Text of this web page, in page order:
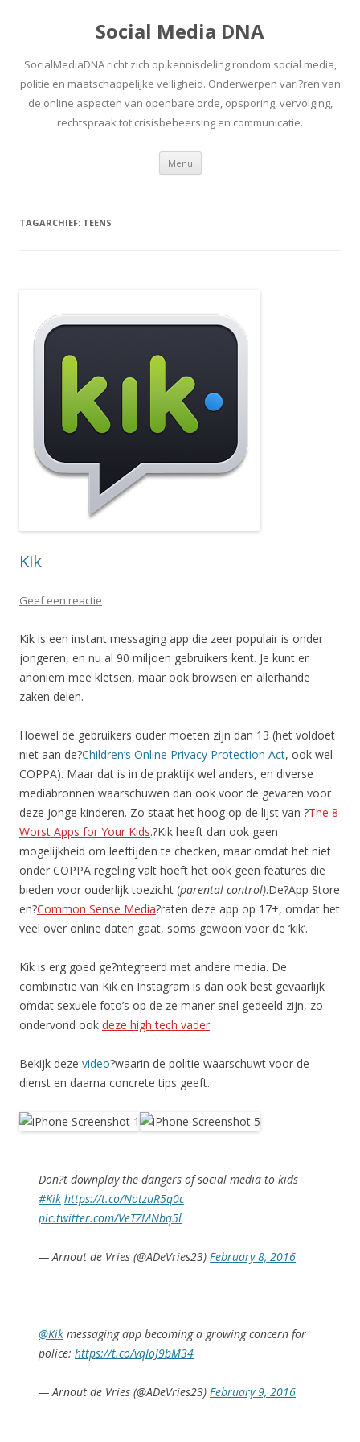
Social Media DNA
SocialMediaDNA richt zich op kennisdeling rondom social media,
politie en maatschappelijke veiligheid. Onderwerpen vari?ren van
de online aspecten van openbare orde, opsporing, vervolging,
rechtspraak tot crisisbeheersing en communicatie.
Menu Spring
inhoud
TAGARCHIEF: TEENS
Kik
Geef een reactie
Kik is een instant messaging app die zeer populair is onder
jongeren, en nu al 90 miljoen gebruikers kent. Je kunt er
anoniem mee kletsen, maar ook browsen en allerhande
zaken delen.
Hoewel de gebruikers ouder moeten zijn dan 13 (het voldoet
niet aan de?Children’s Online Privacy Protection Act, ook wel
COPPA). Maar dat is in de praktijk wel anders, en diverse
mediabronnen waarschuwen dan ook voor de gevaren voor
deze jonge kinderen. Zo staat het hoog op de lijst van ?The 8
Worst Apps for Your Kids.?Kik heeft dan ook geen
mogelijkheid om leeftijden te checken, maar omdat het niet
onder COPPA regeling valt hoeft het ook geen features die
bieden voor ouderlijk toezicht (parental control).De?App Store
en?Common Sense Media?raten deze app op 17+, omdat het
veel over online daten gaat, soms gewoon voor de ‘kik’.
Kik is erg goed ge?ntegreerd met andere media. De
combinatie van Kik en Instagram is dan ook best gevaarlijk
omdat sexuele foto’s op de ze maner snel gedeeld zijn, zo
ondervond ook deze high tech vader.
Bekijk deze video?waarin de politie waarschuwt voor de
dienst en daarna concrete tips geeft.
Don?t downplay the dangers of social media to kids
#Kik https://t.co/NotzuR5q0c
pic.twitter.com/VeTZMNbq5l
— Arnout de Vries (@ADeVries23) February 8, 2016
@Kik messaging app becoming a growing concern for
police: https://t.co/vqIoJ9bM34
— Arnout de Vries (@ADeVries23) February 9, 2016